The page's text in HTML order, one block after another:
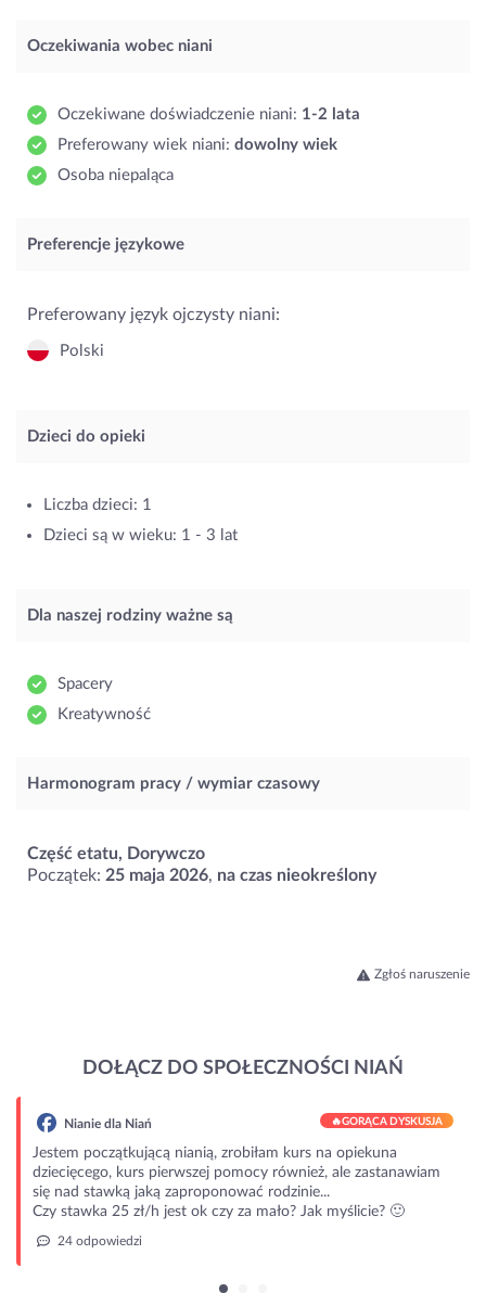
Oczekiwania wobec niani
Oczekiwane doświadczenie niani: 1-2 lata
Preferowany wiek niani: dowolny wiek
Osoba niepaląca
Preferencje językowe
Preferowany język ojczysty niani:
Polski
Dzieci do opieki
Liczba dzieci: 1
Dzieci są w wieku: 1 - 3 lat
Dla naszej rodziny ważne są
Spacery
Kreatywność
Harmonogram pracy / wymiar czasowy
Część etatu, Dorywczo
Początek: 25 maja 2026, na czas nieokreślony
Zgłoś naruszenie
DOŁĄCZ DO SPOŁECZNOŚCI NIAŃ
Nianie dla Niań 🔥GORĄCA DYSKUSJA
Jestem początkującą nianią, zrobiłam kurs na opiekuna
dziecięcego, kurs pierwszej pomocy również, ale zastanawiam
się nad stawką jaką zaproponować rodzinie...
Czy stawka 25 zł/h jest ok czy za mało? Jak myślicie? 🙂
24 odpowiedzi